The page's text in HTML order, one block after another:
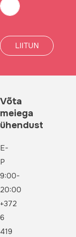
Võta
meiega
ühendust
E-
P
9:00-
20:00
+372
6
419